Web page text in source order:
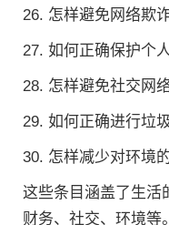
26. 怎样避免网络欺诈
27. 如何正确保护个
28. 怎样避免社交网
29. 如何正确进行垃
30. 怎样减少对环境
这些条目涵盖了生活
财务、社交、环境等